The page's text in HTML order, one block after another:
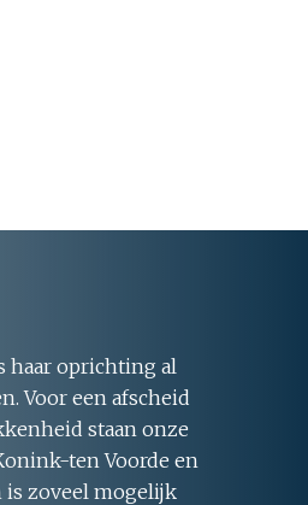
haar oprichting al
Voor een afscheid
staan onze
ten Voorde en
is zoveel mogelijk